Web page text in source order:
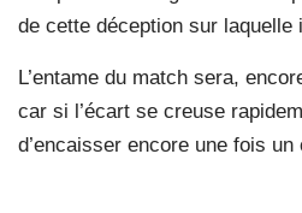
de cette déception sur laquelle
L’entame du match sera,
car si l’écart se creuse
d’encaisser encore une fois un